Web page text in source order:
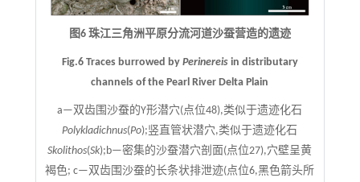
图6 珠江三角洲平原分流河道沙蚕营造的遗迹
Fig.6 Traces burrowed by Perinereisin distributary
channels of the Pearl River Delta Plain
a—双齿围沙蚕的Y形潜穴(点位48),类似于遗迹化石
Polykladichnus(Po);竖直管状潜穴,类似于遗迹化石
Skolithos(Sk);b—密集的沙蚕潜穴剖面(点位27),穴壁呈黄
褐色; c—双齿围沙蚕的长条状排泄迹(点位6,黑色箭头所